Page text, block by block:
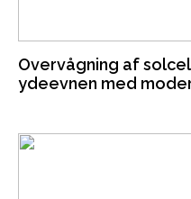
Overvågning af
ydeevnen med